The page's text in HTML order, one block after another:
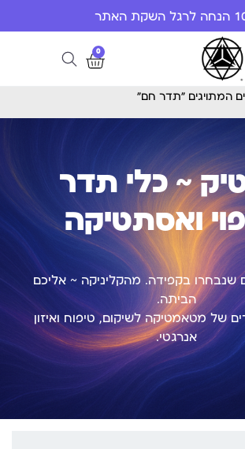
האתר
0
המתויגים “תדר חם”
~ כלי תדר
ואסתטיקה
שנבחרו בקפידה. מהקליניקה ~ אליכם
הביתה.
של מטאמטיקה לשיקום, טיפוח ואיזון
אנרגטי.